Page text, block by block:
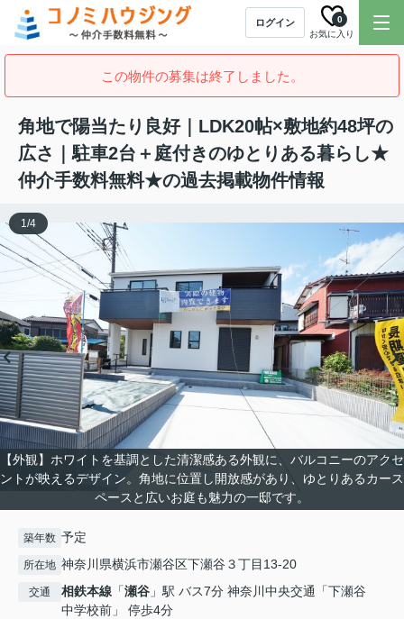
ログイン
お気に入り
0
この物件の募集は終了しました。
角地で陽当たり良好｜LDK20帖×敷地約48坪の
広さ｜駐車2台＋庭付きのゆとりある暮らし★
仲介手数料無料★の過去掲載物件情報
【外観】ホワイトを基調とした清潔感ある外観に、バルコニーのアクセ
ントが映えるデザイン。角地に位置し開放感があり、ゆとりあるカース
ペースと広いお庭も魅力の一邸です。
1/4
築年数 予定
所在地 神奈川県横浜市瀬谷区下瀬谷３丁目13-20
交通 相鉄本線 「瀬谷 」駅 バス7分 神奈川中央交通「下瀬谷
中学校前」 停歩4分